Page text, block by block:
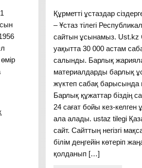
Құрметті ұстаздар
– Ұстаз тілегі
сайтын ұсынамыз. Ust.kz
уақытта 30 000 астам
салынды. Барлық
материалдарды барлық
жүктеп сабақ барысында
Барлық құжаттар біздің
24 сағат бойы кез-келген
ала алады. ustaz tilegi
сайт. Сайттың негізгі
білім деңгейін көтеріп
қолданып […]